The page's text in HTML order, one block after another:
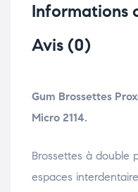
Informations
Avis (0)
Gum Brossettes
Micro 2114.
Brossettes à double
espaces